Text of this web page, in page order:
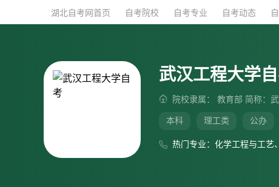
湖北自考网首页 自考院校 自考专业 自考动态
武汉工程大学
院校隶属： 教育部 简称：
本科 理工类 公办
热门专业：化学工程与工艺
湖北自考网首页 自考院校 自考专业 自考动态